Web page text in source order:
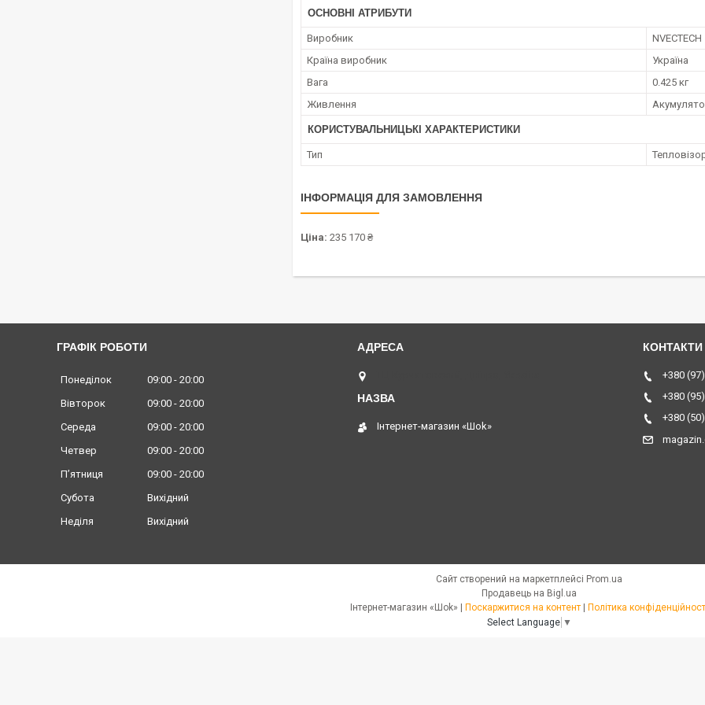
ОСНОВНІ АТРИБУТИ
Виробник
NVECTECH
Країна виробник
Україна
Вага
0.425 кг
Живлення
КОРИСТУВАЛЬНИЦЬКІ ХАРАКТЕРИСТИКИ
Тип
ІНФОРМАЦІЯ ДЛЯ ЗАМОВЛЕННЯ
Ціна: 235 170 ₴
ГРАФІК РОБОТИ
Понеділок 09:00
20:00
Вівторок
09:00
20:00
Середа
09:00
20:00
Четвер
09:00
20:00
Пʼятниця
09:00
20:00
Субота
Вихідний
Неділя
Вихідний
Інтернет-магазин «Шоk»
+380
+380
+380
Сайт створений на маркетплейсі Prom.ua
Продавець на Bigl.ua
Поскаржитися на контент
Політика
Select Language ▼